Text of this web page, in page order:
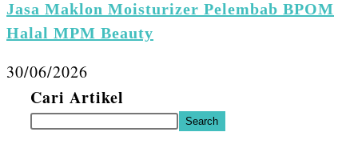
Jasa Maklon Moisturizer Pelembab BPOM
Halal MPM Beauty
30/06/2026
Cari Artikel
Search